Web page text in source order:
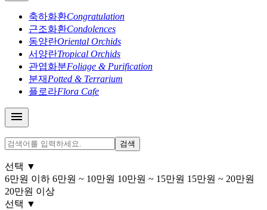
축하화환Congratulation
근조화환Condolences
동양란Oriental Orchids
서양란Tropical Orchids
관엽화분Foliage & Purification
분재 Potted & Terrarium
플로라Flora Cafe
menu
검색
선택 ▼
6만원 이하 6만원 ~ 10만원 10만원 ~ 15만원 15만원 ~ 20만원
20만원 이상
선택 ▼